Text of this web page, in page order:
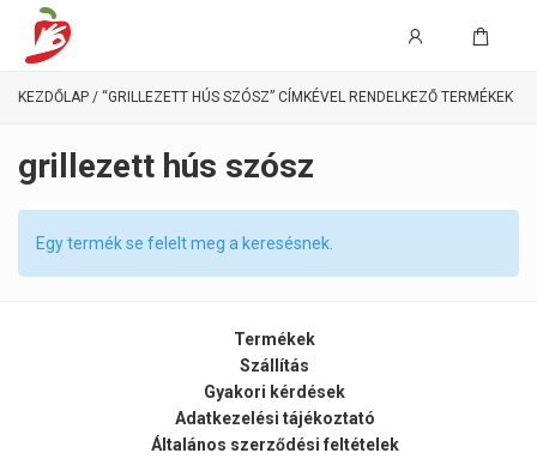
KEZDŐLAP / “GRILLEZETT HÚS SZÓSZ” CÍMKÉVEL RENDELKEZŐ TERMÉKEK
grillezett hús szósz
Egy termék se felelt meg a keresésnek.
Termékek
Szállítás
Gyakori kérdések
Adatkezelési tájékoztató
Általános szerződési feltételek